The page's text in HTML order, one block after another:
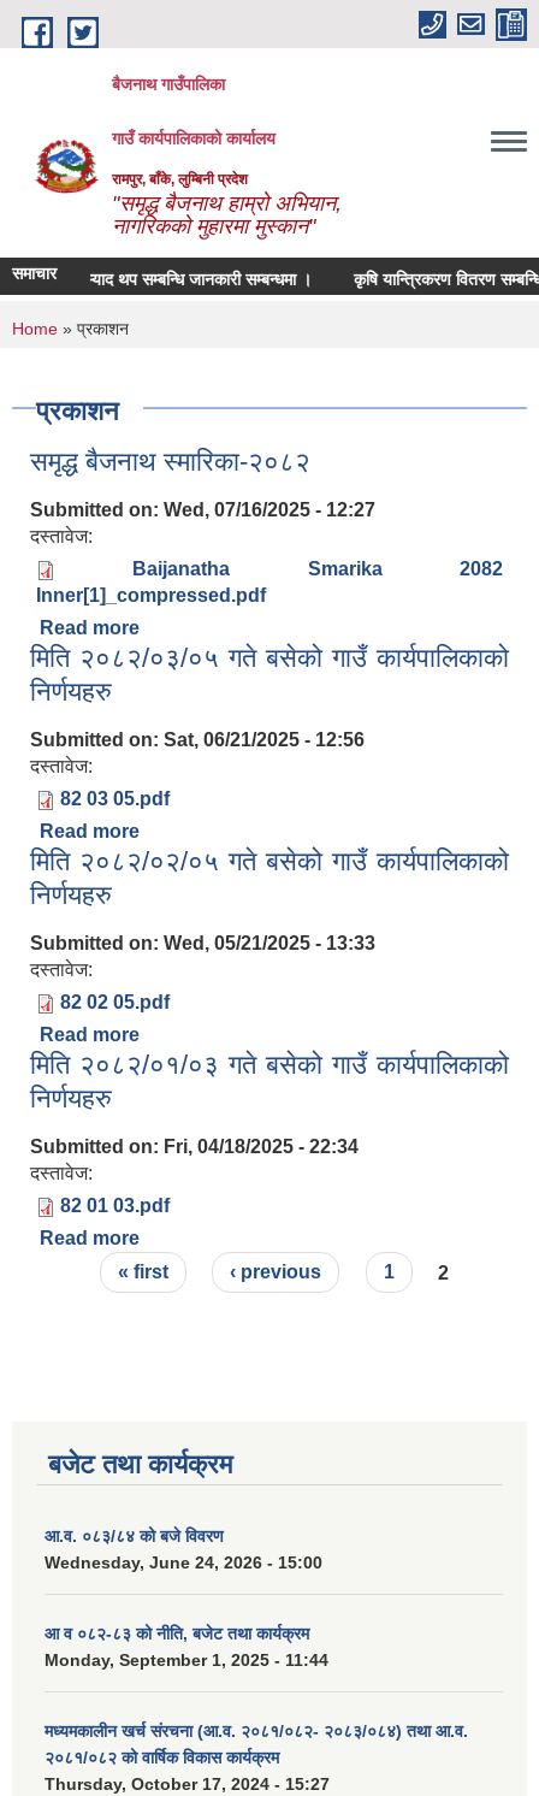
Skip to main content
बैजनाथ गाउँपालिका
गाउँ कार्यपालिकाको कार्यालय
रामपुर, बाँके, लुम्बिनी प्रदेश
"समृद्ध बैजनाथ हाम्रो अभियान,
नागरिकको मुहारमा मुस्कान"
समाचार म्याद थप सम्बन्धि जानकारी सम्बन्धमा । कृषि यान्त्रिकरण वितरण सम्बन्धि
You are here
Home » प्रकाशन
प्रकाशन
समृद्ध बैजनाथ स्मारिका-२०८२
Submitted on: Wed, 07/16/2025 - 12:27
दस्तावेज:
Baijanatha Smarika 2082
Inner[1]_compressed.pdf
Read more
मिति २०८२/०३/०५ गते बसेको गाउँ कार्यपालिकाको
निर्णयहरु
Submitted on: Sat, 06/21/2025 - 12:56
दस्तावेज:
82 03 05.pdf
Read more
निर्णयहरु
मिति २०८२/०२/०५ गते बसेको गाउँ कार्यपालिकाको
निर्णयहरु
Submitted on: Wed, 05/21/2025 - 13:33
दस्तावेज:
82 02 05.pdf
Read more
निर्णयहरु
मिति २०८२/०१/०३ गते बसेको गाउँ कार्यपालिकाको
निर्णयहरु
Submitted on: Fri, 04/18/2025 - 22:34
दस्तावेज:
82 01 03.pdf
Read more
निर्णयहरु
Pages« first ‹ previous 1 2
बजेट तथा कार्यक्रम
आ.व. ०८३/८४ को बजे विवरण
Wednesday, June 24, 2026 - 15:00
आ व ०८२-८३ को नीति, बजेट तथा कार्यक्रम
Monday, September 1, 2025 - 11:44
मध्यमकालीन खर्च संरचना (आ.व. २०८१/०८२- २०८३/०८४) तथा आ.व.
२०८१/०८२ को वार्षिक विकास कार्यक्रम
Thursday, October 17, 2024 - 15:27